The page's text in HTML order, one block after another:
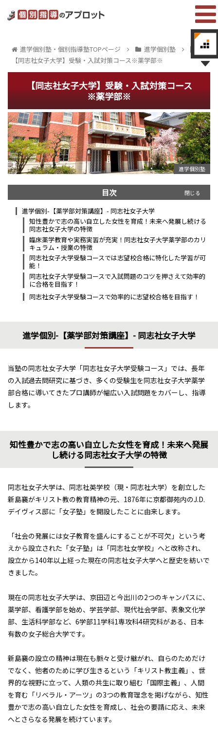
進学個別塾・個別指導塾TOPページ
進学個別塾
【同志社女子大学】受験・入試対策コース※薬学部※
【同志社女子大学】受験・入試対策コース
※薬学部※
進学個別塾
目次
進学個別-【薬学部対策講座】- 同志社女子大学
知性豊かで志の高い自立した女性を育成！未来へ発展し続ける
同志社女子大学の特徴
臨床薬学教育や実務実習が充実！同志社女子大学薬学部のカリ
キュラム・授業の特徴
同志社女子大学受験コースでは志望校合格に特化した学習が可
能！
同志社女子大学受験コースで入試問題のコツを押さえて効率的
に合格を目指す！
同志社女子大学受験コースで効率的に志望校合格を目指す！
進学個別-【薬学部対策講座】- 同志社女子大学
当塾の同志社女子大学「同志社女子大学受験コース」では、長年
の入試過去問研究に基づき、多くの受験生を同志社女子大学薬学
部合格に導いてきたプロ講師が幅広い入試問題をカバーし、指導
します。
知性豊かで志の高い自立した女性を育成！未来へ発展
し続ける同志社女子大学の特徴
同志社女子大学は、同志社英学校（現・同志社大学）を創立した
新島襄がキリスト教の教育精神の元、1876年に京都御苑内のJ.D.
デイヴィス邸に「女子塾」を開設したことに由来します。
「社会の発展には女子教育を盛んにすることが不可欠」という考
えから設立された「女子塾」は「同志社女学校」へと改称され、
設立から140年以上経った現在の同志社女子大学へと歴史を紡いで
きました。
現在の同志社女子大学は、京田辺と今出川の2つのキャンパスに、
薬学部、看護学部を始め、学芸学部、現代社会学部、表象文化学
部、生活科学部など、6学部11学科1専攻科4研究科がある、日本
有数の女子総合大学です。
新島襄の設立の精神は現在も脈々と受け継がれ、自らのためだけ
でなく、他者のために学び生きるという「キリスト教主義」、世
界的な視野に立って、人類の共生に取り組む「国際主義」、人間
を育む「リベラル・アーツ」の3つの教育理念を掲げながら、知性
豊かで志の高い自立した女性を育成し、社会の要請に応え、未来
へとさらなる発展を続けています。